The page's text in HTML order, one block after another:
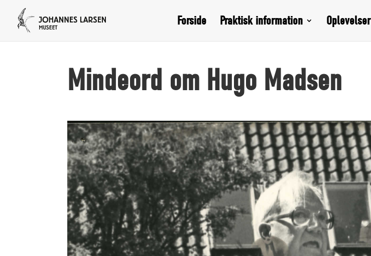
Forside Praktisk information Oplevelser
Mindeord om Hugo Madsen